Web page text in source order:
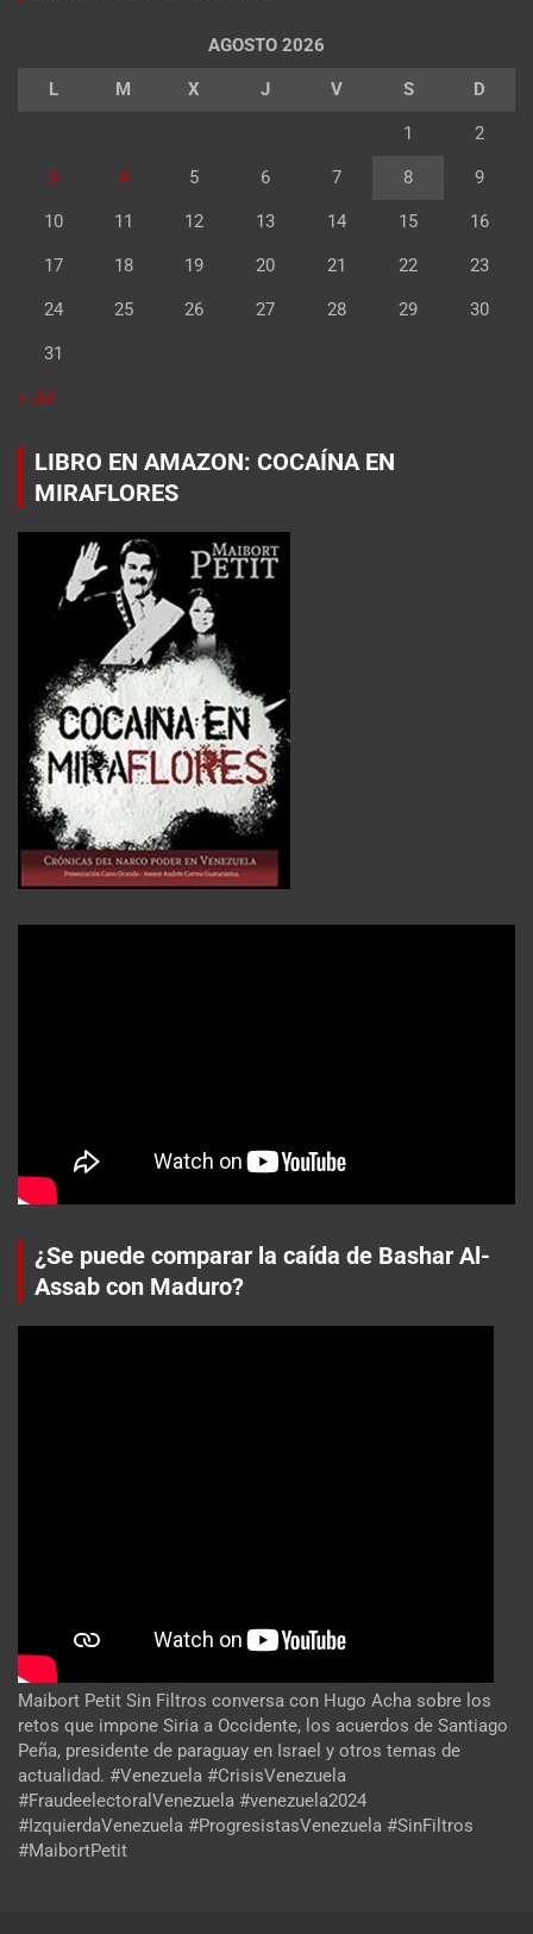
AGOSTO 2026
L M X J V S D
1 2
3 4 5 6 7 8 9
10 11 12 13 14 15 16
17 18 19 20 21 22 23
24 25 26 27 28 29 30
31
« Jul
LIBRO EN AMAZON: COCAÍNA EN
MIRAFLORES
¿Se puede comparar la caída de Bashar Al-
Assab con Maduro?
Maibort Petit Sin Filtros conversa con Hugo Acha sobre los
retos que impone Siria a Occidente, los acuerdos de Santiago
Peña, presidente de paraguay en Israel y otros temas de
actualidad. #Venezuela #CrisisVenezuela
#FraudeelectoralVenezuela #venezuela2024
#IzquierdaVenezuela #ProgresistasVenezuela #SinFiltros
#MaibortPetit